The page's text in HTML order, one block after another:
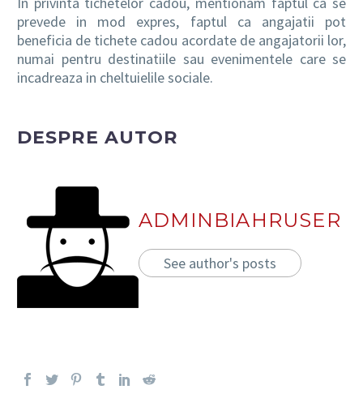
prevede in mod expres, faptul ca angajatii pot
beneficia de tichete cadou acordate de angajatorii lor,
numai pentru destinatiile sau evenimentele care se
incadreaza in cheltuielile sociale.
DESPRE AUTOR
ADMINBIAHRUSER
See author's posts